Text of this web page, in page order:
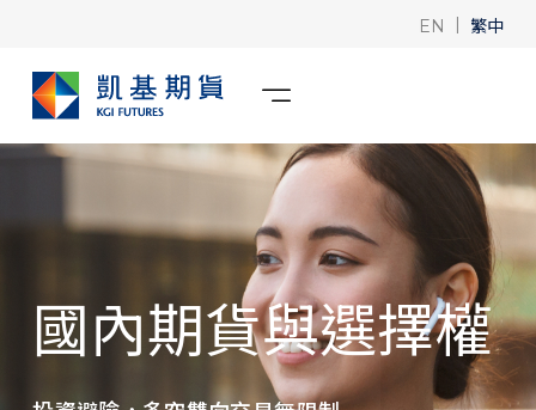
EN | 繁中
國內期貨與選擇權